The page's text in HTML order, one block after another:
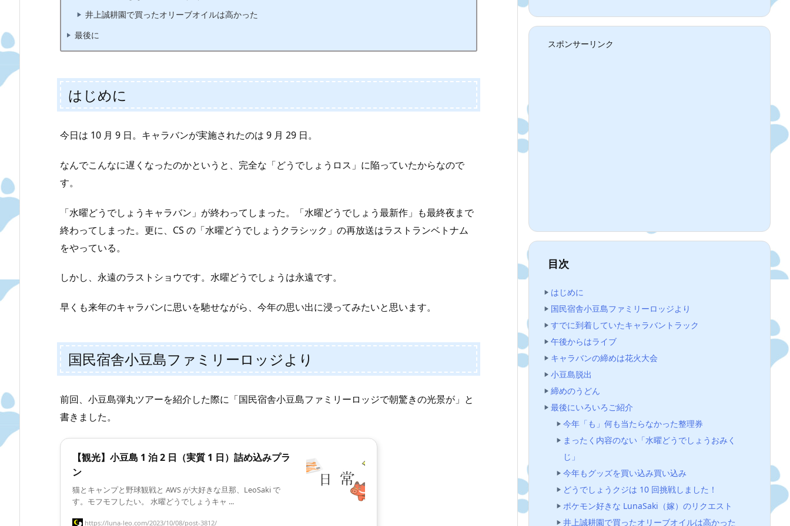
井上誠耕園で買ったオリーブオイルは高かった
最後に
はじめに
今日は 10 月 9 日。キャラバンが実施されたのは 9 月 29 日。
なんでこんなに遅くなったのかというと、完全な「どうでしょうロス」に陥っていたからなので
す。
「水曜どうでしょうキャラバン」が終わってしまった。「水曜どうでしょう最新作」も最終夜まで
終わってしまった。更に、CS の「水曜どうでしょうクラシック」の再放送はラストランベトナム
をやっている。
しかし、永遠のラストショウです。水曜どうでしょうは永遠です。
早くも来年のキャラバンに思いを馳せながら、今年の思い出に浸ってみたいと思います。
国民宿舎小豆島ファミリーロッジより
前回、小豆島弾丸ツアーを紹介した際に「国民宿舎小豆島ファミリーロッジで朝驚きの光景が」と
書きました。
【観光】小豆島 1 泊 2 日（実質 1 日）詰め込みプラ
ン
猫とキャンプと野球観戦と AWS が大好きな旦那、LeoSaki で
す。モフモフしたい。 水曜どうでしょうキャ ...
https://luna-leo.com/2023/10/08/post-3812/
スポンサーリンク
目次
はじめに
国民宿舎小豆島ファミリーロッジより
すでに到着していたキャラバントラック
午後からはライブ
キャラバンの締めは花火大会
小豆島脱出
締めのうどん
最後にいろいろご紹介
今年「も」何も当たらなかった整理券
まったく内容のない「水曜どうでしょうおみく
じ」
今年もグッズを買い込み買い込み
どうでしょうクジは 10 回挑戦しました！
ポケモン好きな LunaSaki（嫁）のリクエスト
井上誠耕園で買ったオリーブオイルは高かった